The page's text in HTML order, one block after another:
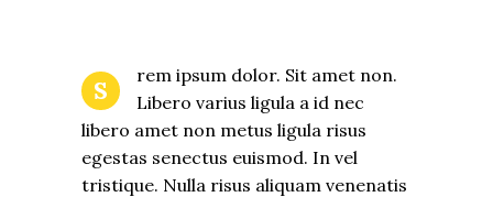
S
rem ipsum dolor. Sit amet non.
Libero varius ligula a id nec
libero amet non metus ligula risus
egestas senectus euismod. In vel
tristique. Nulla risus aliquam venenatis